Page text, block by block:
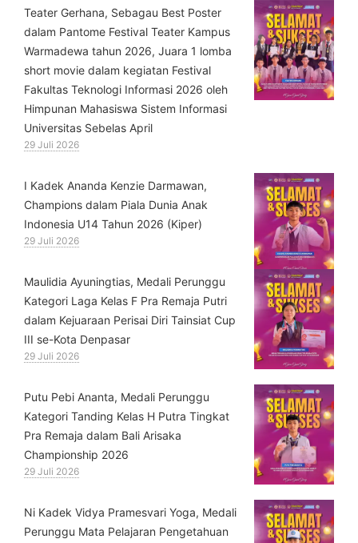
Teater Gerhana, Sebagau Best Poster
dalam Pantome Festival Teater Kampus
Warmadewa tahun 2026, Juara 1 lomba
short movie dalam kegiatan Festival
Fakultas Teknologi Informasi 2026 oleh
Himpunan Mahasiswa Sistem Informasi
Universitas Sebelas April
29 Juli 2026
⁠I Kadek Ananda Kenzie Darmawan,
Champions dalam Piala Dunia Anak
Indonesia U14 Tahun 2026 (Kiper)
29 Juli 2026
⁠Maulidia Ayuningtias, Medali Perunggu
Kategori Laga Kelas F Pra Remaja Putri
dalam Kejuaraan Perisai Diri Tainsiat Cup
III se-Kota Denpasar
29 Juli 2026
Putu Pebi Ananta, Medali Perunggu
Kategori Tanding Kelas H Putra Tingkat
Pra Remaja dalam Bali Arisaka
Championship 2026
29 Juli 2026
⁠Ni Kadek Vidya Pramesvari Yoga, Medali
Perunggu Mata Pelajaran Pengetahuan